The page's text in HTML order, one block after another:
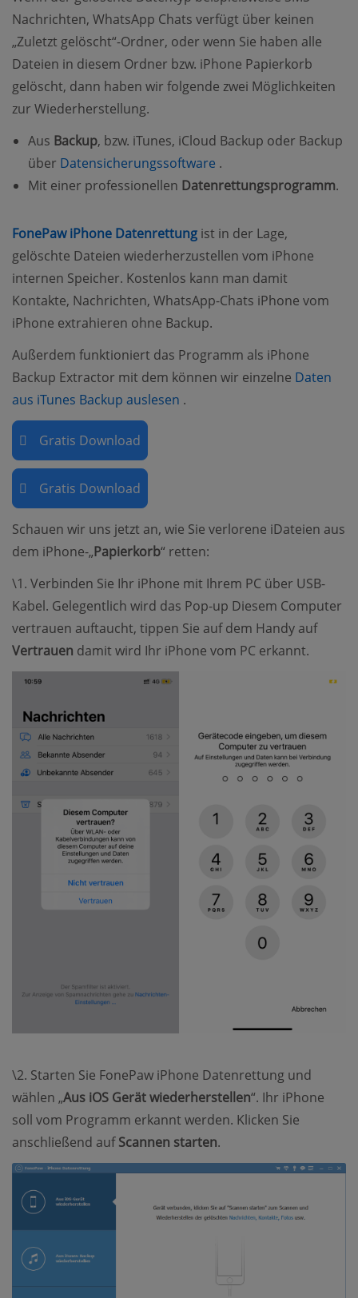
Nachrichten, WhatsApp Chats verfügt über keinen
„Zuletzt gelöscht“-Ordner, oder wenn Sie haben alle
Dateien in diesem Ordner bzw. iPhone Papierkorb
gelöscht, dann haben wir folgende zwei Möglichkeiten
zur Wiederherstellung.
Aus Backup, bzw. iTunes, iCloud Backup oder Backup
über Datensicherungssoftware (opens new window)
.
Mit einer professionellen Datenrettungsprogramm.
FonePaw iPhone Datenrettung (opens new window)
ist in der Lage,
gelöschte Dateien wiederherzustellen vom iPhone
internen Speicher. Kostenlos kann man damit
Kontakte, Nachrichten, WhatsApp-Chats iPhone vom
iPhone extrahieren ohne Backup.
Außerdem funktioniert das Programm als iPhone
Backup Extractor mit dem können wir einzelne Daten
aus iTunes Backup auslesen (opens new window)
.
Gratis Download
Gratis Download
Schauen wir uns jetzt an, wie Sie verlorene iDateien aus
dem iPhone-„Papierkorb“ retten:
\1. Verbinden Sie Ihr iPhone mit Ihrem PC über USB-
Kabel. Gelegentlich wird das Pop-up Diesem Computer
vertrauen auftaucht, tippen Sie auf dem Handy auf
Vertrauen damit wird Ihr iPhone vom PC erkannt.
\2. Starten Sie FonePaw iPhone Datenrettung und
wählen „Aus iOS Gerät wiederherstellen“. Ihr iPhone
soll vom Programm erkannt werden. Klicken Sie
anschließend aufScannen starten.